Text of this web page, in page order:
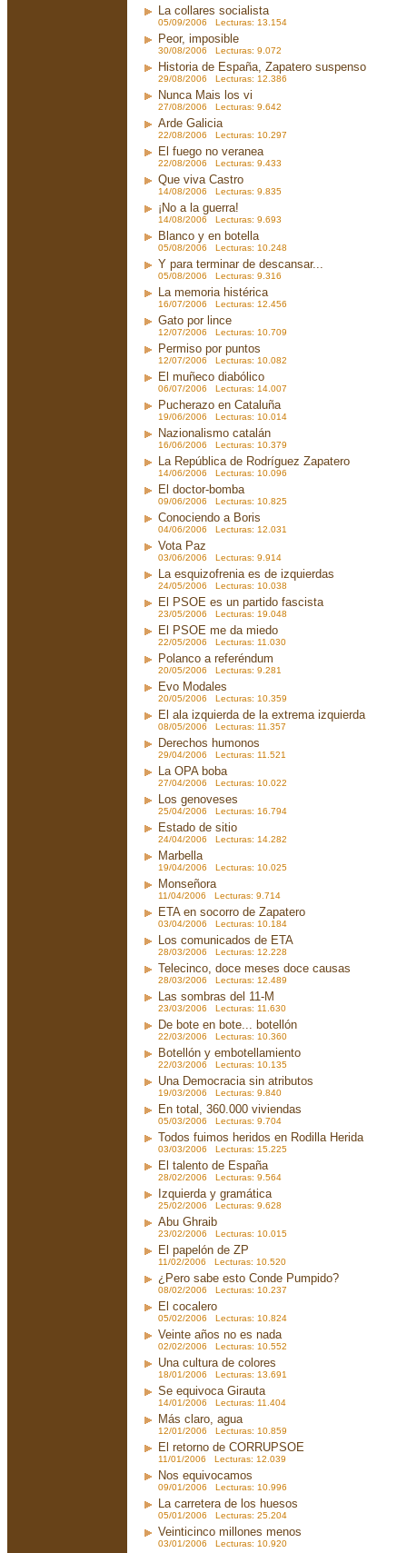
La collares socialista
05/09/2006 Lecturas: 13.154
Peor, imposible
30/08/2006 Lecturas: 9.072
Historia de España, Zapatero suspenso
29/08/2006 Lecturas: 12.386
Nunca Mais los vi
27/08/2006 Lecturas: 9.642
Arde Galicia
22/08/2006 Lecturas: 10.297
El fuego no veranea
22/08/2006 Lecturas: 9.433
Que viva Castro
14/08/2006 Lecturas: 9.835
¡No a la guerra!
14/08/2006 Lecturas: 9.693
Blanco y en botella
05/08/2006 Lecturas: 10.248
Y para terminar de descansar...
05/08/2006 Lecturas: 9.316
La memoria histérica
16/07/2006 Lecturas: 12.456
Gato por lince
12/07/2006 Lecturas: 10.709
Permiso por puntos
12/07/2006 Lecturas: 10.082
El muñeco diabólico
06/07/2006 Lecturas: 14.007
Pucherazo en Cataluña
19/06/2006 Lecturas: 10.014
Nazionalismo catalán
16/06/2006 Lecturas: 10.379
La República de Rodríguez Zapatero
14/06/2006 Lecturas: 10.096
El doctor-bomba
09/06/2006 Lecturas: 10.825
Conociendo a Boris
04/06/2006 Lecturas: 12.031
Vota Paz
03/06/2006 Lecturas: 9.914
La esquizofrenia es de izquierdas
24/05/2006 Lecturas: 10.038
El PSOE es un partido fascista
23/05/2006 Lecturas: 19.048
El PSOE me da miedo
22/05/2006 Lecturas: 11.030
Polanco a referéndum
20/05/2006 Lecturas: 9.281
Evo Modales
20/05/2006 Lecturas: 10.359
El ala izquierda de la extrema izquierda
08/05/2006 Lecturas: 11.357
Derechos humonos
29/04/2006 Lecturas: 11.521
La OPA boba
27/04/2006 Lecturas: 10.022
Los genoveses
25/04/2006 Lecturas: 16.794
Estado de sitio
24/04/2006 Lecturas: 14.282
Marbella
19/04/2006 Lecturas: 10.025
Monseñora
11/04/2006 Lecturas: 9.714
ETA en socorro de Zapatero
03/04/2006 Lecturas: 10.184
Los comunicados de ETA
28/03/2006 Lecturas: 12.228
Telecinco, doce meses doce causas
28/03/2006 Lecturas: 12.489
Las sombras del 11-M
23/03/2006 Lecturas: 11.630
De bote en bote... botellón
22/03/2006 Lecturas: 10.360
Botellón y embotellamiento
22/03/2006 Lecturas: 10.135
Una Democracia sin atributos
19/03/2006 Lecturas: 9.840
En total, 360.000 viviendas
05/03/2006 Lecturas: 9.704
Todos fuimos heridos en Rodilla Herida
03/03/2006 Lecturas: 15.225
El talento de España
28/02/2006 Lecturas: 9.564
Izquierda y gramática
25/02/2006 Lecturas: 9.628
Abu Ghraib
23/02/2006 Lecturas: 10.015
El papelón de ZP
11/02/2006 Lecturas: 10.520
¿Pero sabe esto Conde Pumpido?
08/02/2006 Lecturas: 10.237
El cocalero
05/02/2006 Lecturas: 10.824
Veinte años no es nada
02/02/2006 Lecturas: 10.552
Una cultura de colores
18/01/2006 Lecturas: 13.691
Se equivoca Girauta
14/01/2006 Lecturas: 11.404
Más claro, agua
12/01/2006 Lecturas: 10.859
El retorno de CORRUPSOE
11/01/2006 Lecturas: 12.039
Nos equivocamos
09/01/2006 Lecturas: 10.996
La carretera de los huesos
05/01/2006 Lecturas: 25.204
Veinticinco millones menos
03/01/2006 Lecturas: 10.920